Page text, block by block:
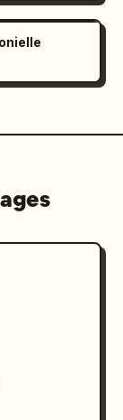
la
de
Ajouter
notes